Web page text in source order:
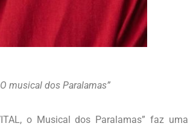
musical dos Paralamas”
o Musical dos Paralamas” faz uma